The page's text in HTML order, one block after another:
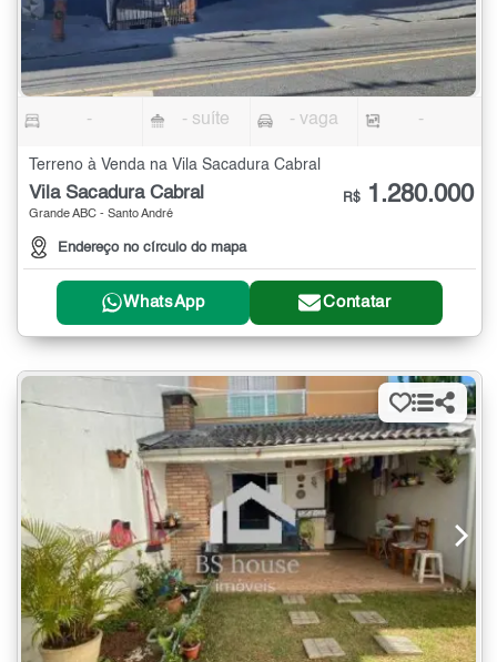
- - suíte - vaga -
Terreno à Venda na Vila Sacadura Cabral
Vila Sacadura Cabral
Grande ABC - Santo André
Endereço no círculo do mapa
R$ 1.280.000
WhatsApp Contatar